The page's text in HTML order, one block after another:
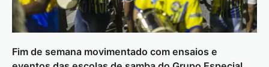
Fim de semana movimentado com ensaios e